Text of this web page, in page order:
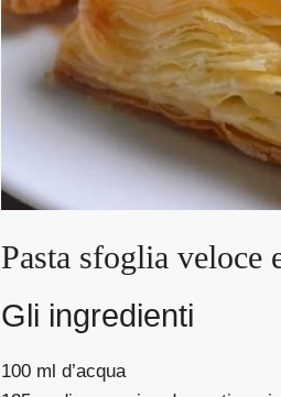
Pasta sfoglia veloce
Gli ingredienti
100 ml d’acqua